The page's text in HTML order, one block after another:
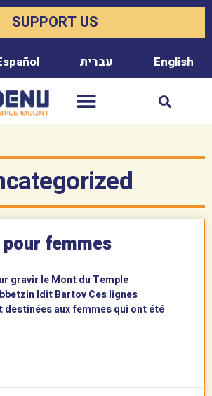
SUPPORT US
עברית English
femmes
gravir le Mont du Temple
Idit Bartov Ces lignes
aux femmes qui ont été